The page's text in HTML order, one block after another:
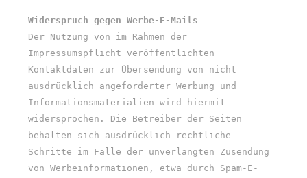
Widerspruch gegen Werbe-E-Mails
Der Nutzung von im Rahmen der
Impressumspflicht veröffentlichten
Kontaktdaten zur Übersendung von nicht
ausdrücklich angeforderter Werbung und
Informationsmaterialien wird hiermit
widersprochen. Die Betreiber der Seiten
behalten sich ausdrücklich rechtliche
Schritte im Falle der unverlangten Zusendung
von Werbeinformationen, etwa durch Spam-E-